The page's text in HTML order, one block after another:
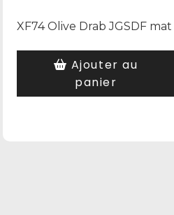
XF74 Olive Drab JGSDF mat
Ajouter au
panier